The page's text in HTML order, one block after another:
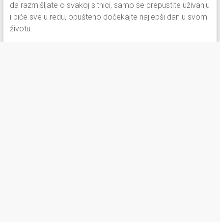
da razmišljate o svakoj sitnici, samo se prepustite uživanju
i biće sve u redu, opušteno dočekajte najlepši dan u svom
životu.